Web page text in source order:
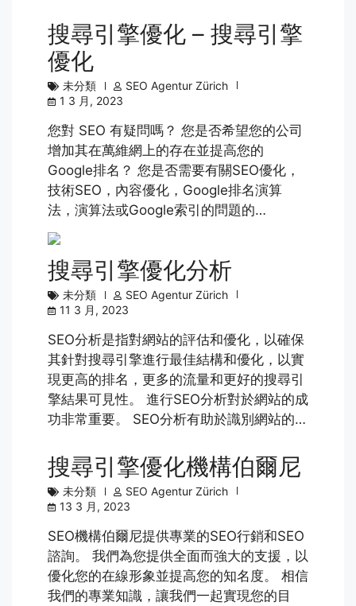
搜尋引擎優化 – 搜尋引擎
優化
未分類
SEO Agentur Zürich
1 3 月, 2023
您對 SEO 有疑問嗎？ 您是否希望您的公司
增加其在萬維網上的存在並提高您的
Google排名？ 您是否需要有關SEO優化，
技術SEO，內容優化，Google排名演算
法，演算法或Google索引的問題的…
搜尋引擎優化分析
未分類
SEO Agentur Zürich
11 3 月, 2023
SEO分析是指對網站的評估和優化，以確保
其針對搜尋引擎進行最佳結構和優化，以實
現更高的排名，更多的流量和更好的搜尋引
擎結果可見性。 進行SEO分析對於網站的成
功非常重要。 SEO分析有助於識別網站的…
搜尋引擎優化機構伯爾尼
未分類
SEO Agentur Zürich
13 3 月, 2023
SEO機構伯爾尼提供專業的SEO行銷和SEO
諮詢。 我們為您提供全面而強大的支援，以
優化您的在線形象並提高您的知名度。 相信
我們的專業知識，讓我們一起實現您的目